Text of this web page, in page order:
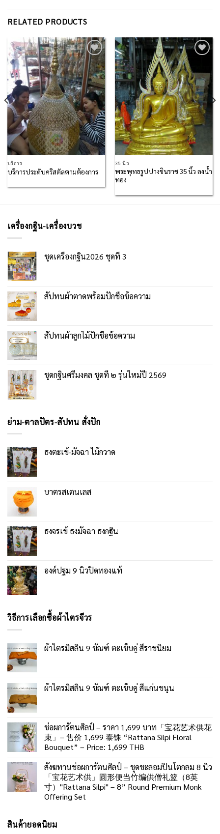
RELATED PRODUCTS
Add to
Wishlist
บริการ
บริการประดับคริสตัลตามต้องการ
Wishlist
35 นิ้ว
พระพุทธรูปปางชินราช 35 นิ้ว ลงน้ำ
ทอง
เครื่องกฐิน-เครื่องบวช
ชุดเครื่องกฐิน2026 ชุดที่ 3
สัปทนผ้าตาดพร้อมปักชื่อข้อความ
สัปทนผ้าลูกไม้ปักชื่อข้อความ
ชุดกฐินศรีมงคล ชุดที่ ๒ รุ่นใหม่ปี 2569
ย่าม-ตาลปัตร-สัปทน สั่งปัก
ธงตะเข้-มัจฉา ไม้กวาด
บาตรสเตนเลส
ธงจรเข้ ธงมัจฉา ธงกฐิน
องค์ปฐม 9 นิ้วปิดทองแท้
วิธีการเลือกซื้อผ้าไตรจีวร
ผ้าไตรมิสลิน 9 ขัณฑ์ ตะเข็บคู่ สีราชนิยม
ผ้าไตรมิสลิน 9 ขัณฑ์ ตะเข็บคู่ สีแก่นขนุน
ช่อผการัตนศิลป์ – ราคา 1,699 บาท「宝花艺术供花
束」– 售价 1,699 泰铢 “Rattana Silpi Floral
Bouquet” – Price: 1,699 THB
สังฆทานช่อผการัตนศิลป์ – ชุดชะลอมปิ่นโตกลม 8 นิ้ว
「宝花艺术供」圆形便当竹编供僧礼篮（8英
寸）"Rattana Silpi" – 8” Round Premium Monk
Offering Set
สินค้ายอดนิยม